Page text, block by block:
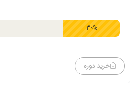
30%
خرید دوره